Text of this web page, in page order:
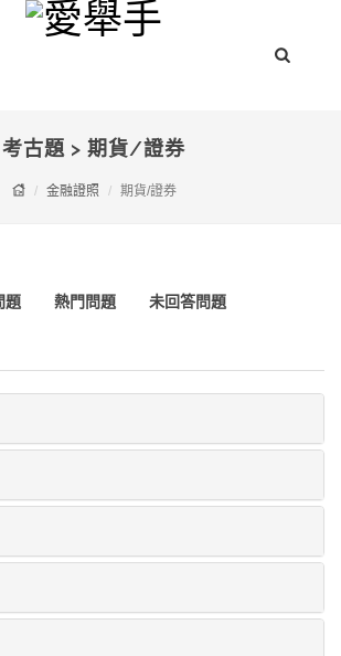
考古題 > 期貨/證券
金融證照 期貨/證券
題 熱門問題 未回答問題